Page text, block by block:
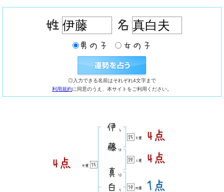
◎入力できる名前はそれぞれ4文字まで
利用規約に同意のうえ、本サイトをご利用ください。